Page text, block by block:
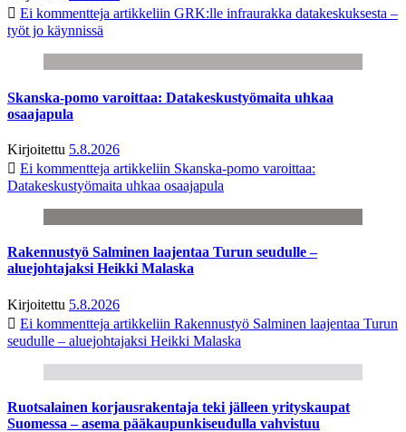
Ei kommentteja artikkeliin GRK:lle infraurakka datakeskuksesta –
työt jo käynnissä
Skanska-pomo varoittaa: Datakeskustyömaita uhkaa
osaajapula
Kirjoitettu 5.8.2026
Ei kommentteja artikkeliin Skanska-pomo varoittaa:
Datakeskustyömaita uhkaa osaajapula
Rakennustyö Salminen laajentaa Turun seudulle –
aluejohtajaksi Heikki Malaska
Kirjoitettu 5.8.2026
Ei kommentteja artikkeliin Rakennustyö Salminen laajentaa Turun
seudulle – aluejohtajaksi Heikki Malaska
Ruotsalainen korjausrakentaja teki jälleen yrityskaupat
Suomessa – asema pääkaupunkiseudulla vahvistuu